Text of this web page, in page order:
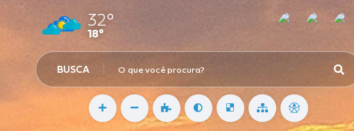
32°
18°
BUSCA